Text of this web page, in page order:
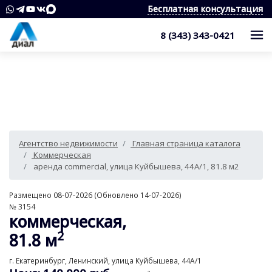
Бесплатная консультация
8 (343) 343-0421
1-комнатные квартиры
2-комнатные квартиры
3-комнатные квартиры
4 и более комнатные квартиры
Комнаты
Дома, дачи, коттеджи
Участки
Коммерческая недвижимость
Аренда
Квартиры
Служба контроля качества
Наши награды
Сотрудники
Вакансии
Услуги
Покупка недвижимости
Сопровождение сделки
Для клиента
Аналитика
Как выбрать агентство недвижимости?
Контакты
8 (343) 343-0421
Агентство недвижимости
Главная страница каталога
Коммерческая
аренда commercial, улица Куйбышева, 44А/1, 81.8 м2
Размещено 08-07-2026 (Обновлено 14-07-2026)
№ 3154
коммерческая,
81.8 м2
г. Екатеринбург, Ленинский, улица Куйбышева, 44А/1